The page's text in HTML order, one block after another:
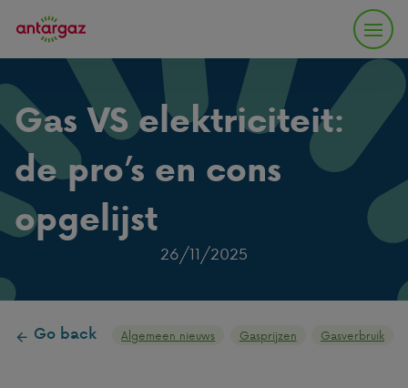
Gas VS elektriciteit:
de pro’s en cons
opgelijst
26/11/2025
Go back Algemeen nieuws Gasprijzen Gasverbruik